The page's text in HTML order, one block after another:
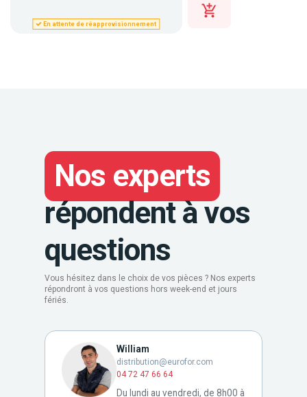
En attente de réapprovisionnement
Nos experts
répondent à vos
questions
Vous hésitez dans le choix de vos pièces ? Nos experts
répondront à vos questions hors week-end et jours
fériés.
William
distribution@eurofor.com
04 72 47 66 64
Du lundi au vendredi, de 8h00 à